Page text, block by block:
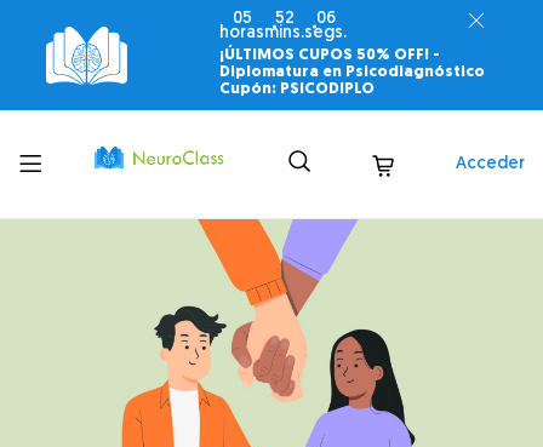
05
horas
52
mins.
04
segs.
¡ÚLTIMOS CUPOS 50% OFF! -
Diplomatura en Psicodiagnóstico
Cupón: PSICODIPLO
Toggle
menu
Acceder